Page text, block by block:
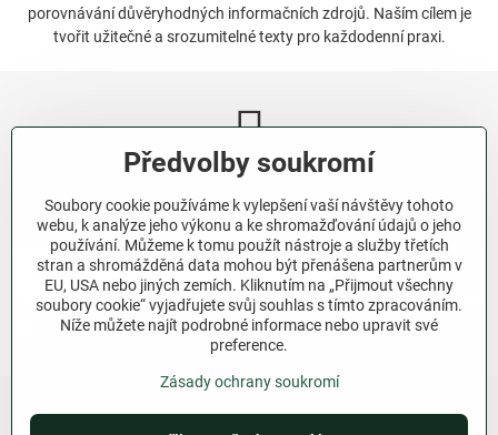
porovnávání důvěryhodných informačních zdrojů. Naším cílem je
tvořit užitečné a srozumitelné texty pro každodenní praxi.
Newsletter
Odebírat naše novinky:
Odebírat
Chci se přihlásit k odběru novinek e-mailem.
Předvolby soukromí
Soubory cookie používáme k vylepšení vaší návštěvy tohoto
webu, k analýze jeho výkonu a ke shromažďování údajů o jeho
používání. Můžeme k tomu použít nástroje a služby třetích
stran a shromážděná data mohou být přenášena partnerům v
EU, USA nebo jiných zemích. Kliknutím na „Přijmout všechny
soubory cookie“ vyjadřujete svůj souhlas s tímto zpracováním.
Níže můžete najít podrobné informace nebo upravit své
preference.
Zásady ochrany soukromí